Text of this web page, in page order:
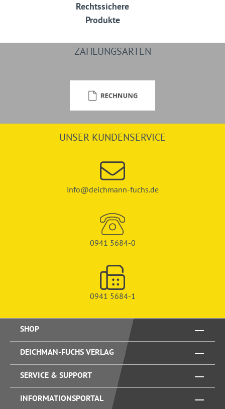
Rechtssichere
Produkte
ZAHLUNGSARTEN
UNSER KUNDENSERVICE
info@deichmann-fuchs.de
0941 5684-0
0941 5684-1
SHOP
DEICHMAN-FUCHS VERLAG
SERVICE & SUPPORT
INFORMATIONSPORTAL